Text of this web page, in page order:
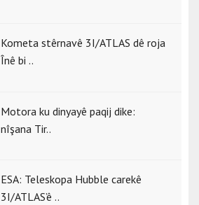
Kometa stêrnavê 3I/ATLAS dê roja
Înê bi ..
Motora ku dinyayê paqij dike:
nîşana Tir..
ESA: Teleskopa Hubble carekê
3I/ATLAS’ê ..